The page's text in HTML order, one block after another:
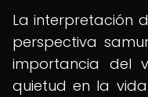
La interpretación
perspectiva
importancia del
quietud en la